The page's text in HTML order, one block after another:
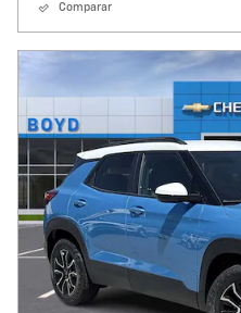
Comparar